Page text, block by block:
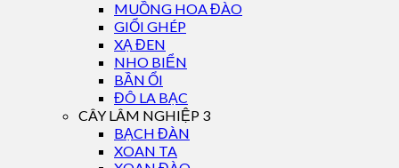
MUỒNG HOA ĐÀO
GIỔI GHÉP
XẠ ĐEN
NHO BIỂN
BẦN ỔI
ĐÔ LA BẠC
CÂY LÂM NGHIỆP 3
BẠCH ĐÀN
XOAN TA